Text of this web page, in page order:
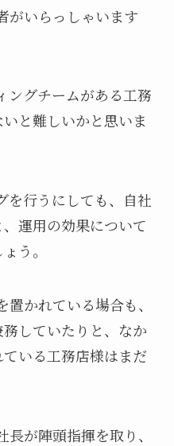
がいらっしゃいます
ングチームがある工務
と難しいかと思いま
を行うにしても、自社
運用の効果について
う。
かれている場合も、
していたりと、なか
いる工務店様はまだ
が陣頭指揮を取り、